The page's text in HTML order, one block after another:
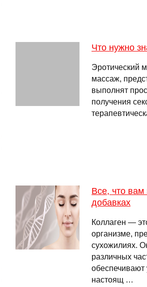
Что нужно
Эротический
массаж,
выполнят
получения
Все, что вам
добавках
Коллаген —
организме,
сухожилиях.
различных
обеспечивают
настоящ …